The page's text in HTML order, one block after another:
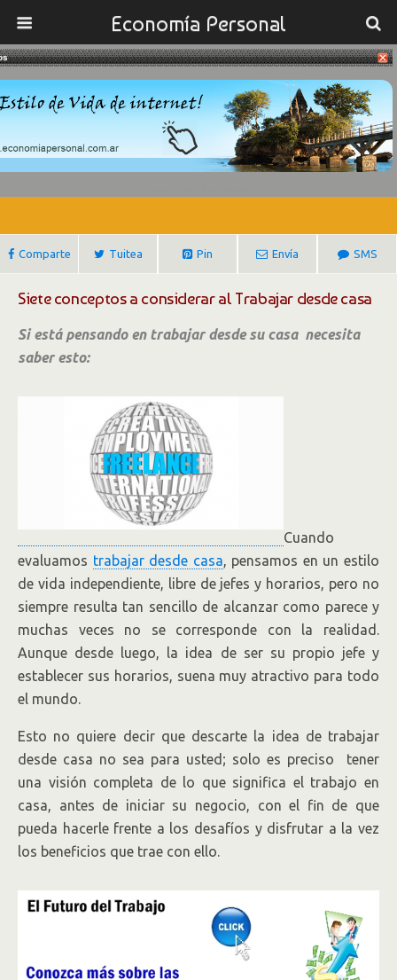
Economía Personal
11/06/2015
Lo Que Necesita Saber Para
Trabajar Desde Casa
Comparte Tuitea Pin Envía SMS
Siete conceptos a considerar al Trabajar desde casa
Si está pensando en trabajar desde su casa necesita
saber esto:
Cuando
evaluamos trabajar desde casa, pensamos en un estilo
de vida independiente, libre de jefes y horarios, pero no
siempre resulta tan sencillo de alcanzar como parece y
muchas veces no se corresponde con la realidad.
Aunque desde luego, la idea de ser su propio jefe y
establecer sus horarios, suena muy atractivo para todo
el mundo.
Esto no quiere decir que descarte la idea de trabajar
desde casa no sea para usted; solo es preciso tener
una visión completa de lo que significa el trabajo en
casa, antes de iniciar su negocio, con el fin de que
pueda hacerle frente a los desafíos y disfrutar a la vez
los beneficios que trae con ello.